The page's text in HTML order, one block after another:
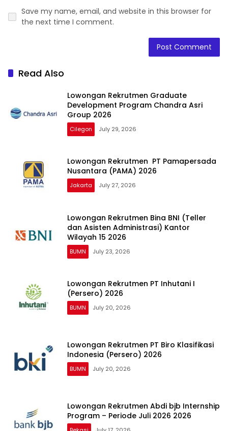
Save my name, email, and website in this browser for
the next time I comment.
Read Also
Lowongan Rekrutmen Graduate
Development Program Chandra Asri
Group 2026
Cilegon July 29, 2026
Lowongan Rekrutmen PT Pamapersada
Nusantara (PAMA) 2026
Jakarta July 27, 2026
Lowongan Rekrutmen Bina BNI (Teller
dan Asisten Administrasi) Kantor
Wilayah 15 2026
BUMN July 23, 2026
Lowongan Rekrutmen PT Inhutani I
(Persero) 2026
BUMN July 20, 2026
Lowongan Rekrutmen PT Biro Klasifikasi
Indonesia (Persero) 2026
BUMN July 20, 2026
Lowongan Rekrutmen Abdi bjb Internship
Program – Periode Juli 2026 2026